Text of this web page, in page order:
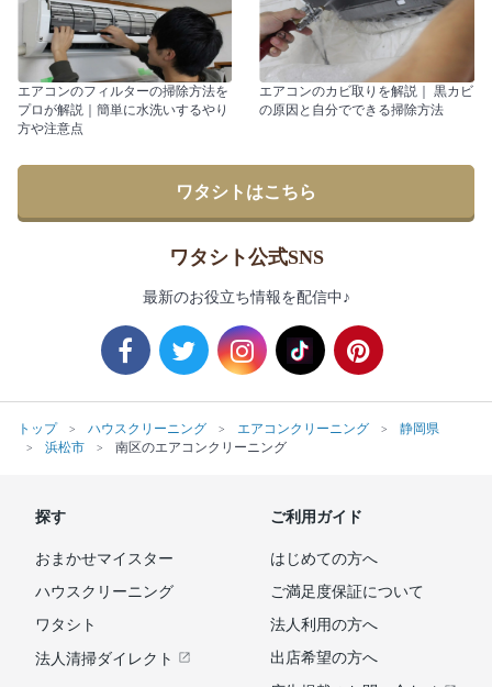
エアコンのフィルターの掃除方法を
プロが解説｜簡単に水洗いするやり
方や注意点
エアコンのカビ取りを解説｜ 黒カビ
の原因と自分でできる掃除方法
ワタシトはこちら
ワタシト公式SNS
最新のお役立ち情報を配信中♪
トップ ハウスクリーニング エアコンクリーニング
静岡県
浜松市
南区のエアコンクリーニング
探す
おまかせマイスター
ハウスクリーニング
ワタシト
法人清掃ダイレクト
ご利用ガイド
はじめての方へ
ご満足度保証について
法人利用の方へ
出店希望の方へ